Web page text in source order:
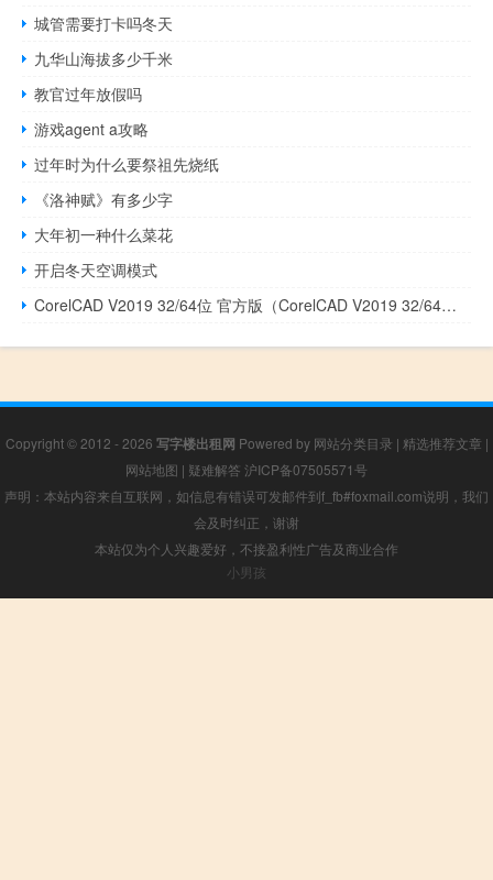
城管需要打卡吗冬天
九华山海拔多少千米
教官过年放假吗
游戏agent a攻略
过年时为什么要祭祖先烧纸
《洛神赋》有多少字
大年初一种什么菜花
开启冬天空调模式
CorelCAD V2019 32/64位 官方版（CorelCAD V2019 32/64位 官方版功能简介）
Copyright © 2012 - 2026 写字楼出租网 Powered by 网站分类目录 | 精选推荐文章 |
网站地图 | 疑难解答 沪ICP备07505571号
声明：本站内容来自互联网，如信息有错误可发邮件到f_fb#foxmail.com说明，我们
会及时纠正，谢谢
本站仅为个人兴趣爱好，不接盈利性广告及商业合作
小男孩